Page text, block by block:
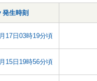
生時刻
17日03時19分頃
15日19時56分頃